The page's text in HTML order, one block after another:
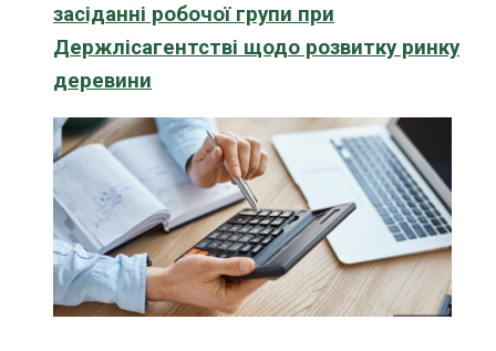
засіданні робочої групи при
Держлісагентстві щодо розвитку ринку
деревини